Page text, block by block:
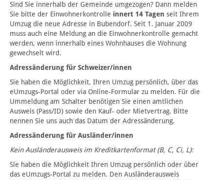
Sind Sie innerhalb der Gemeinde umgezogen? Dann melden
Sie bitte der Einwohnerkontrolle innert 14 Tagen seit Ihrem
Umzug die neue Adresse in Bubendorf. Seit 1. Januar 2009
muss auch eine Meldung an die Einwohnerkontrolle gemacht
werden, wenn innerhalb eines Wohnhauses die Wohnung
gewechselt wird.
Adressänderung für Schweizer/innen
Sie haben die Möglichkeit, Ihren Umzug persönlich, über das
eUmzugs-Portal oder via Online-Formular zu melden. Für die
Ummeldung am Schalter benötigen Sie einen amtlichen
Ausweis (Pass/ID) sowie den Kauf- oder Mietvertrag. Bitte
nennen Sie uns auch das Datum der Adressänderung.
Adressänderung für Ausländer/innen
Kein Ausländerausweis im Kreditkartenformat (B, C, Ci, L):
Sie haben die Möglichkeit Ihren Umzug persönlich oder über
das eUmzugs-Portal zu melden. Den Ausländerausweis